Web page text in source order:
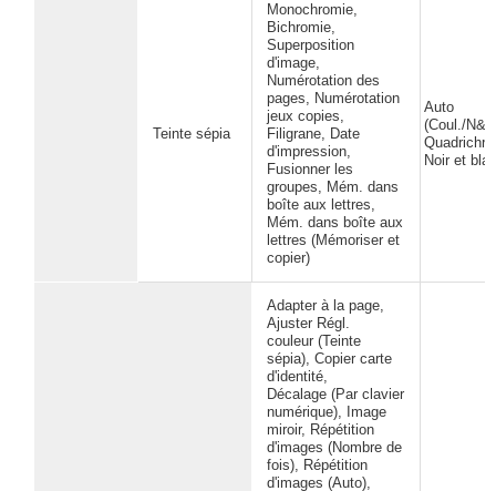
Teinte sépia
Monochromie,
Bichromie,
Superposition
d'image,
Numérotation des
pages, Numérotation
jeux copies,
Filigrane, Date
d'impression,
Fusionner les
groupes, Mém. dans
boîte aux lettres,
Mém. dans boîte aux
lettres (Mémoriser et
copier)
Auto
(Coul./
Noir et
Adapter à la page,
Ajuster Régl.
couleur (Teinte
sépia), Copier carte
d'identité,
Décalage (Par clavier
numérique), Image
miroir, Répétition
d'images (Nombre de
fois), Répétition
d'images (Auto),